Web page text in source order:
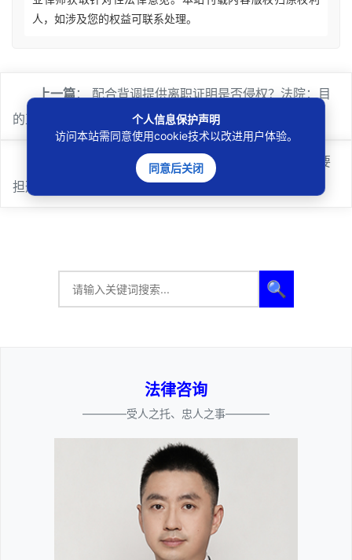
人，如涉及您的权益可联系处理。
上一篇：配合背调提供离职证明是否侵权？法院：目
的正当且范围合理即合法
这种确认劳动关系官司打不得，虚假诉讼要
担刑责
🔍
法律咨询
————受人之托、忠人之事————
个人信息保护声明
访问本站需同意使用cookie技术以改进用户体验。
同意后关闭